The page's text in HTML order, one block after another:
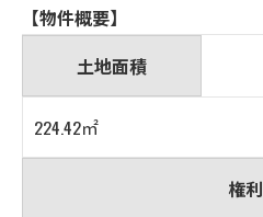
【物件概要】
土地面積
224.42㎡
権利